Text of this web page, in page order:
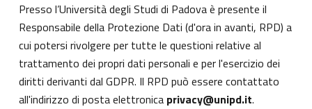
Presso l’Università degli Studi di Padova è presente il
Responsabile della Protezione Dati (d'ora in avanti, RPD) a
cui potersi rivolgere per tutte le questioni relative al
trattamento dei propri dati personali e per l'esercizio dei
diritti derivanti dal GDPR. Il RPD può essere contattato
all'indirizzo di posta elettronica privacy@unipd.it.